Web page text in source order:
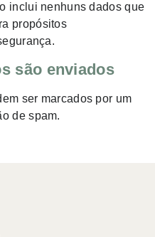
inclui nenhuns dados que
propósitos
são enviados
ser marcados por um
de spam.